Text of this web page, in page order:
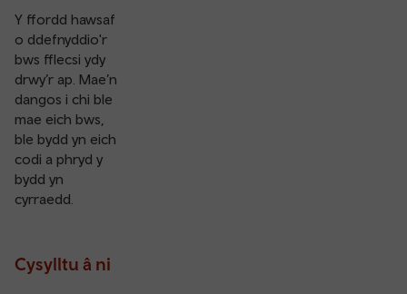
Y ffordd hawsaf
o ddefnyddio'r
bws fflecsi ydy
drwy’r ap . Mae’n
dangos i chi ble
mae eich bws,
ble bydd yn eich
codi a phryd y
bydd yn
cyrraedd.
Cysylltu â ni